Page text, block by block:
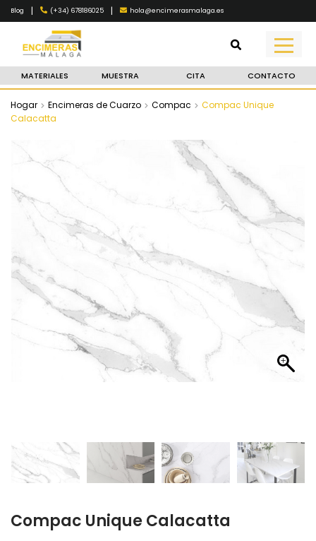
Blog | (+34) 678186025 | hola@encimerasmalaga.es
MATERIALES MUESTRA CITA CONTACTO
Hogar Encimeras de Cuarzo Compac
Compac Unique
Calacatta
Compac Unique Calacatta